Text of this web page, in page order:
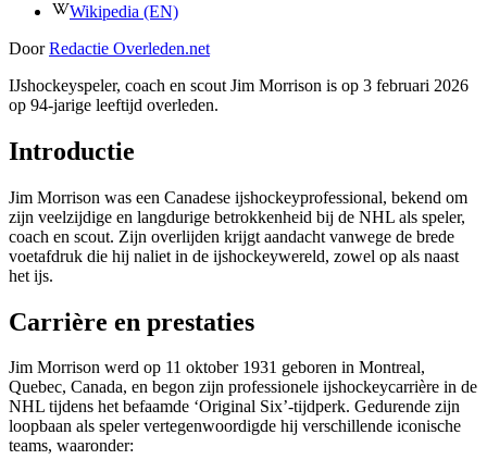
Wikipedia (EN)
Door Redactie Overleden.net
IJshockeyspeler, coach en scout Jim Morrison is op 3 februari 2026
op 94-jarige leeftijd overleden.
Introductie
Jim Morrison was een Canadese ijshockeyprofessional, bekend om
zijn veelzijdige en langdurige betrokkenheid bij de NHL als speler,
coach en scout. Zijn overlijden krijgt aandacht vanwege de brede
voetafdruk die hij naliet in de ijshockeywereld, zowel op als naast
het ijs.
Carrière en prestaties
Jim Morrison werd op 11 oktober 1931 geboren in Montreal,
Quebec, Canada, en begon zijn professionele ijshockeycarrière in de
NHL tijdens het befaamde ‘Original Six’-tijdperk. Gedurende zijn
loopbaan als speler vertegenwoordigde hij verschillende iconische
teams, waaronder: